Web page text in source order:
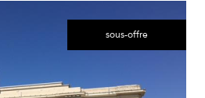
sous-offre